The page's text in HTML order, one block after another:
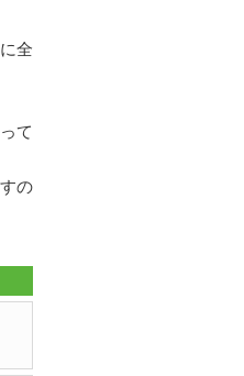
全
て
の